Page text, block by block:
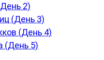
2)
(День 3)
(День 4)
(День 5)